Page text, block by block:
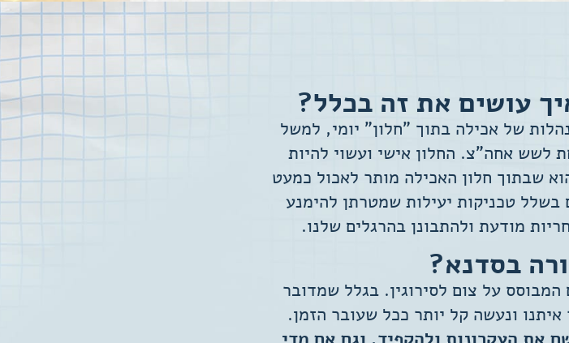
עושים את זה בכלל?
של אכילה בתוך "חלון" יומי, למשל
או בין אחת לשש אחה"צ. החלון אישי ועשוי להיות
שבתוך חלון האכילה מותר לאכול כמעט
בשלל טכניקות יעילות שמטרתן להימנע
מודעת ולהתבונן בהרגלים שלנו.
בסדנא?
על צום לסירוגין. בגלל שמדובר
איתנו ונעשה קל יותר ככל שעובר הזמן.